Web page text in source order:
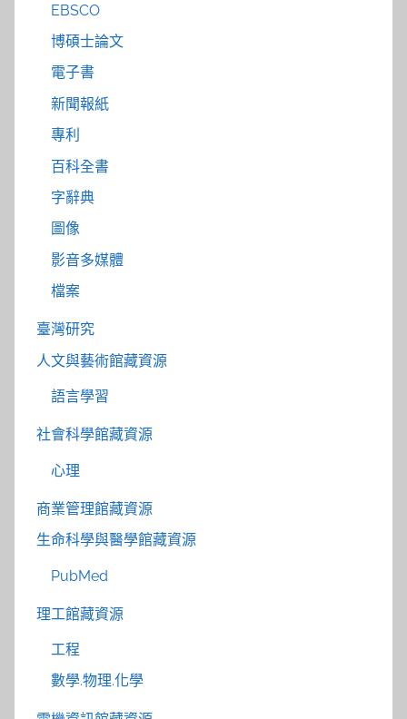
EBSCO
博碩士論文
電子書
新聞報紙
專利
百科全書
字辭典
圖像
影音多媒體
檔案
臺灣研究
人文與藝術館藏資源
語言學習
社會科學館藏資源
心理
商業管理館藏資源
生命科學與醫學館藏資源
PubMed
理工館藏資源
工程
數學.物理.化學